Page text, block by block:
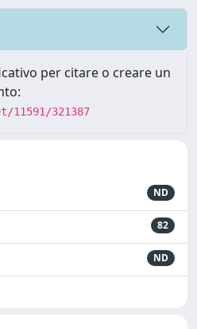
per citare o creare un
321387
ND
82
ND